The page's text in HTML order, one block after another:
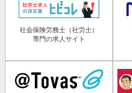
社会保険労務士（社労士）
専門の求人サイト